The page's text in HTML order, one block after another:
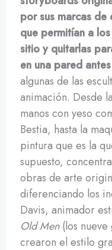
por sus marcas de
que permitían a
sitio y quitarlas
en una pared
algunas de las
animación. Desde
manos con yeso
Bestia, hasta la
pintura que es la
supuesto,
obras de arte
diferenciando los
Davis, animador
Old Men(los nueve
crearon el estilo